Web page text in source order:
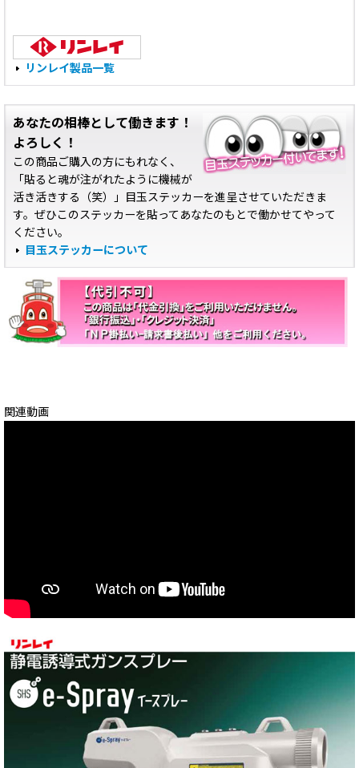
リンレイ製品一覧
あなたの相棒として働きます！
よろしく！
この商品ご購入の方にもれなく、
「貼ると魂が注がれたように機械が
活き活きする（笑）」目玉ステッカーを進呈させていただきま
す。ぜひこのステッカーを貼ってあなたのもとで働かせてやって
ください。
目玉ステッカーについて
関連動画